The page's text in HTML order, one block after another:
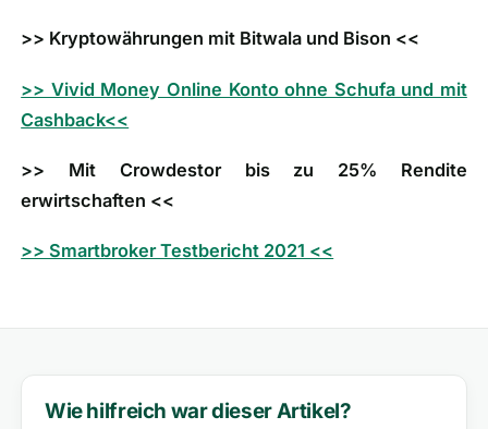
>> Kryptowährungen mit Bitwala und Bison <<
>> Vivid Money Online Konto ohne Schufa und mit
Cashback<<
>> Mit Crowdestor bis zu 25% Rendite
erwirtschaften <<
>> Smartbroker Testbericht 2021 <<
Wie hilfreich war dieser Artikel?